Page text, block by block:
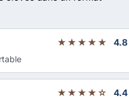
★★★★★ 4.8
★★★★☆ 4.4